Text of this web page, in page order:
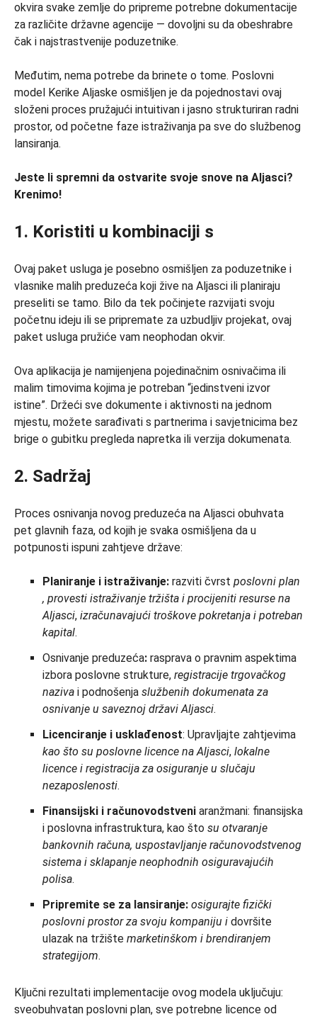
okvira svake zemlje do pripreme potrebne dokumentacije
za različite državne agencije — dovoljni su da obeshrabre
čak i najstrastvenije poduzetnike.
Međutim, nema potrebe da brinete o tome. Poslovni
model Kerike Aljaske osmišljen je da pojednostavi ovaj
složeni proces pružajući intuitivan i jasno strukturiran radni
prostor, od početne faze istraživanja pa sve do službenog
lansiranja.
Jeste li spremni da ostvarite svoje snove na Aljasci?
Krenimo!
1. Koristiti u kombinaciji s
Ovaj paket usluga je posebno osmišljen za poduzetnike i
vlasnike malih preduzeća koji žive na Aljasci ili planiraju
preseliti se tamo. Bilo da tek počinjete razvijati svoju
početnu ideju ili se pripremate za uzbudljiv projekat, ovaj
paket usluga pružiće vam neophodan okvir.
Ova aplikacija je namijenjena pojedinačnim osnivačima ili
malim timovima kojima je potreban “jedinstveni izvor
istine”. Držeći sve dokumente i aktivnosti na jednom
mjestu, možete sarađivati s partnerima i savjetnicima bez
brige o gubitku pregleda napretka ili verzija dokumenata.
2. Sadržaj
Proces osnivanja novog preduzeća na Aljasci obuhvata
pet glavnih faza, od kojih je svaka osmišljena da u
potpunosti ispuni zahtjeve države:
Planiranje i istraživanje: razviti čvrst poslovni plan
, provesti istraživanje tržišta i procijeniti resurse na
Aljasci, izračunavajući troškove pokretanja i potreban
kapital.
Osnivanje preduzeća: rasprava o pravnim aspektima
izbora poslovne strukture, registracije trgovačkog
naziva i podnošenja službenih dokumenata za
osnivanje u saveznoj državi Aljasci.
Licenciranje i usklađenost: Upravljajte zahtjevima
kao što su poslovne licence na Aljasci, lokalne
licence i registracija za osiguranje u slučaju
nezaposlenosti.
Finansijski i računovodstveni aranžmani: finansijska
i poslovna infrastruktura, kao što su otvaranje
bankovnih računa, uspostavljanje računovodstvenog
sistema i sklapanje neophodnih osiguravajućih
polisa.
Pripremite se za lansiranje: osigurajte fizički
poslovni prostor za svoju kompaniju i dovršite
ulazak na tržište marketinškom i brendiranjem
strategijom.
Ključni rezultati implementacije ovog modela uključuju:
sveobuhvatan poslovni plan, sve potrebne licence od